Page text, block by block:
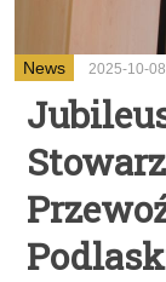
News 2025-10-08